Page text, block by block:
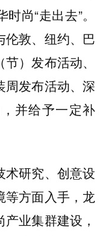
尚“走出去”。
伦敦、纽约、巴
）发布活动、
周发布活动、深
并给予一定补
术研究、创意设
等方面入手，龙
业集群建设，